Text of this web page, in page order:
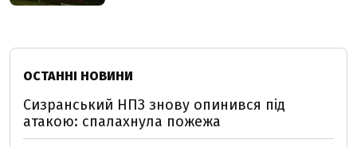
ОСТАННІ НОВИНИ
Сизранський НПЗ знову опинився під
атакою: спалахнула пожежа